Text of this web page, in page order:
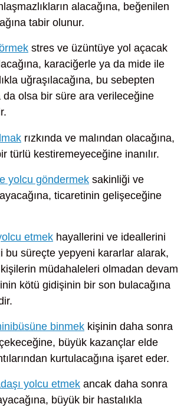
alacağına, beğenilen
tabir olunur.
stres ve üzüntüye yol açacak
karaciğerle ya da mide ile
uğraşılacağına, bu sebepten
da olsa bir süre ara verileceğine
rızkında ve malından olacağına,
türlü kestiremeyeceğine inanılır.
yolcu göndermek sakinliği ve
ticaretinin gelişeceğine
etmek hayallerini ve ideallerini
bu süreçte yepyeni kararlar alarak,
müdahaleleri olmadan devam
kötü gidişinin bir son bulacağına
binmek kişinin daha sonra
büyük kazançlar elde
kurtulacağına işaret eder.
yolcu etmek ancak daha sonra
büyük bir hastalıkla